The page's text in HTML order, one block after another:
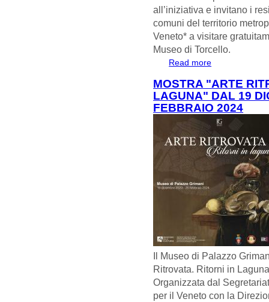
all’iniziativa e invitano i
comuni del territorio
Veneto* a visitare
Museo di Torcello.
Read more
MOSTRA "ARTE
LAGUNA" DAL 19
FEBBRAIO 2024
Il Museo di Palazzo
Ritrovata. Ritorni in
Organizzata dal
per il Veneto con la